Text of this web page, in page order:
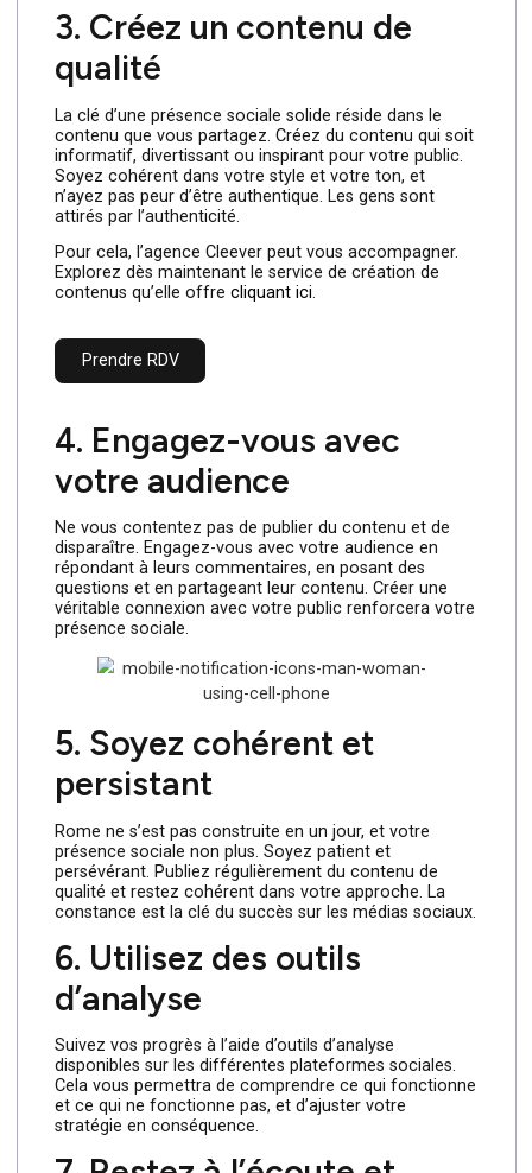
public plus jeune et axé sur l’image, LinkedIn pour les
professionnels ou Twitter pour des discussions
rapides et actuelles, choisissez judicieusement.
3. Créez un contenu de
qualité
La clé d’une présence sociale solide réside dans le
contenu que vous partagez. Créez du contenu qui soit
Soyez cohérent dans votre style et votre ton, et
n’ayez pas peur d’être authentique. Les gens sont
attirés par l’authenticité.
Pour cela, l’agence Cleever peut vous accompagner.
Explorez dès maintenant le service de création de
contenus qu’elle offre
Prendre RDV
4. Engagez-vous avec
votre audience
Ne vous contentez pas de publier du contenu et de
disparaître. Engagez-vous avec votre audience en
répondant à leurs commentaires, en posant des
questions et en partageant leur contenu. Créer une
véritable connexion avec votre public renforcera votre
présence sociale.
5. Soyez cohérent et
persistant
Rome ne s’est pas construite en un jour, et votre
présence sociale non plus. Soyez patient et
persévérant. Publiez régulièrement du contenu de
qualité et restez cohérent dans votre approche. La
constance est la clé du succès sur les médias sociaux.